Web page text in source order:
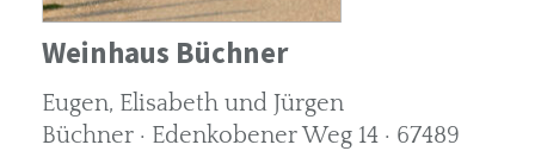
Weinhaus Büchner
Eugen, Elisabeth und Jürgen
Büchner · Edenkobener Weg 14 · 67489